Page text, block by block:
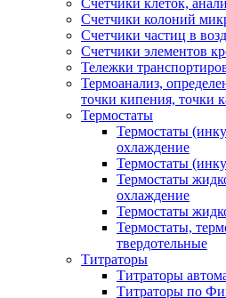
Счетчики клеток,
Счетчики колоний
Счетчики частиц в
Счетчики элементов
Тележки
Термоанализ,
точки кипения, точки
Термостаты
Термостаты
охлаждение
Термостаты
Термостаты
охлаждение
Термостаты
Термостаты,
твердотельные
Титраторы
Титраторы
Титраторы по